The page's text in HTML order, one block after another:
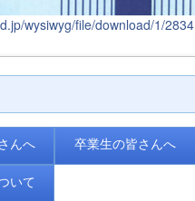
wysiwyg/file/download/1/2834
んへ 卒業生の皆さんへ
いて